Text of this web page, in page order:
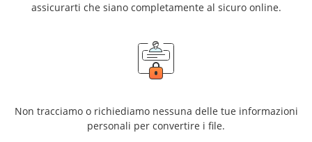
assicurarti che siano completamente al sicuro online.
Non tracciamo o richiediamo nessuna delle tue informazioni
personali per convertire i file.